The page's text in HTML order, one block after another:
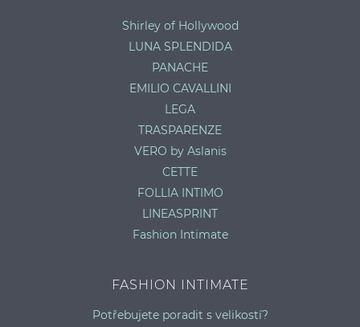
Shirley of Hollywood
LUNA SPLENDIDA
PANACHE
EMILIO CAVALLINI
LEGA
TRASPARENZE
VERO by Aslanis
CETTE
FOLLIA INTIMO
LINEASPRINT
Fashion Intimate
FASHION INTIMATE
Potřebujete poradit s velikostí?